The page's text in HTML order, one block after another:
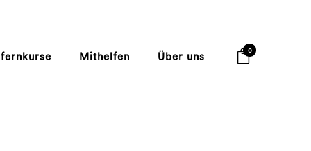
0
Mithelfen Über uns